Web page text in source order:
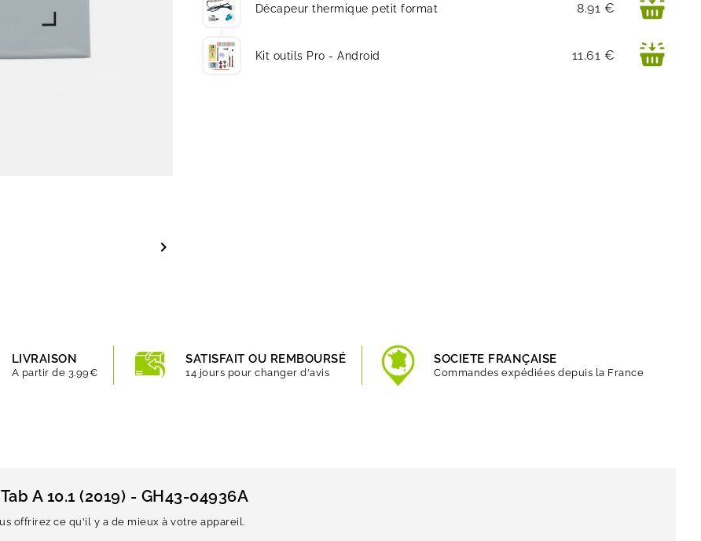

Décapeur thermique petit format Prix
8.91 €
Kit outils Pro - Android Prix
11.61 €
LIVRAISON
A partir de 3.99€
SATISFAIT OU REMBOURSÉ
14 jours pour changer d'avis
SOCIETE FRANÇAISE
Commandes expédiées depuis la France
A 10.1 (2019) - GH43-04936A
offrirez ce qu'il y a de mieux à votre appareil.